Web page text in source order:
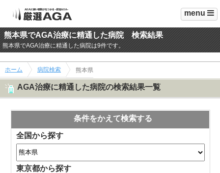
menu
熊本県でAGA治療に精通した病院 検索結果
熊本県でAGA治療に精通した病院は9件です。
ホーム 病院検索 熊本県
AGA治療に精通した病院の検索結果一覧
条件をかえて検索する
全国から探す
東京都から探す